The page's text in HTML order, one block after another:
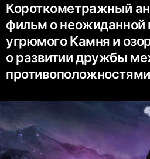
Короткометражный
фильм о неожиданной
угрюмого Камня и
о развитии дружбы